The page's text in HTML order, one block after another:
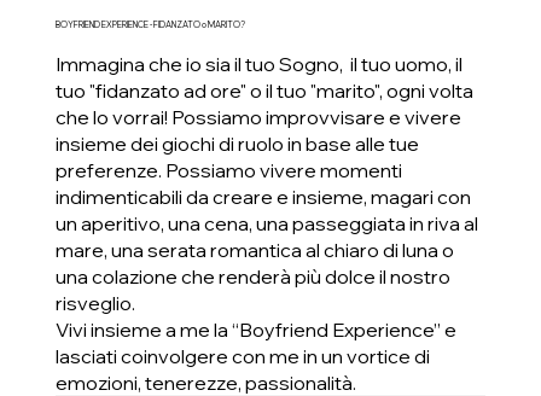
BOYFRIEND EXPERIENCE - FIDANZATO o MARITO?
Immagina che io sia il tuo Sogno, il tuo uomo, il
tuo "fidanzato ad ore" o il tuo "marito", ogni volta
che lo vorrai! Possiamo improvvisare e vivere
insieme dei giochi di ruolo in base alle tue
preferenze. Possiamo vivere momenti
indimenticabili da creare e insieme, magari con
un aperitivo, una cena, una passeggiata in riva al
mare, una serata romantica al chiaro di luna o
una colazione che renderà più dolce il nostro
risveglio.
Vivi insieme a me la “Boyfriend Experience” e
lasciati coinvolgere con me in un vortice di
emozioni, tenerezze, passionalità.